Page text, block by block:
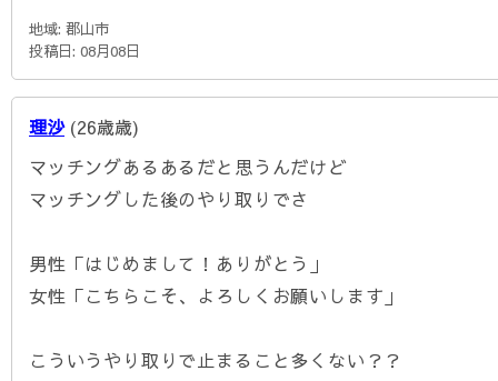
地域: 郡山市
投稿日: 08月08日
理沙(26歳歳)
マッチングあるあるだと思うんだけど
マッチングした後のやり取りでさ
男性「はじめまして！ありがとう」
女性「こちらこそ、よろしくお願いします」
こういうやり取りで止まること多くない？？